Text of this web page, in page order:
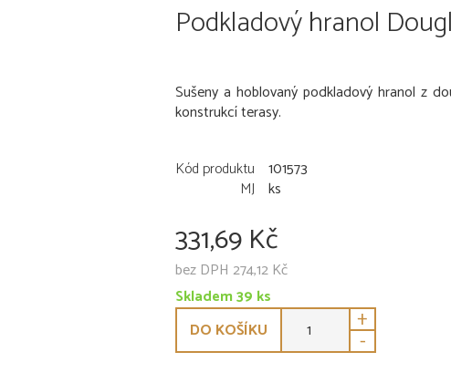
Podkladový hranol
Sušeny a hoblovaný podkladový hranol z
konstrukcí terasy.
Kód produktu 101573
MJ ks
331,69 Kč
bez DPH 274,12 Kč
Skladem 39 ks
DO KOŠÍKU
+
-